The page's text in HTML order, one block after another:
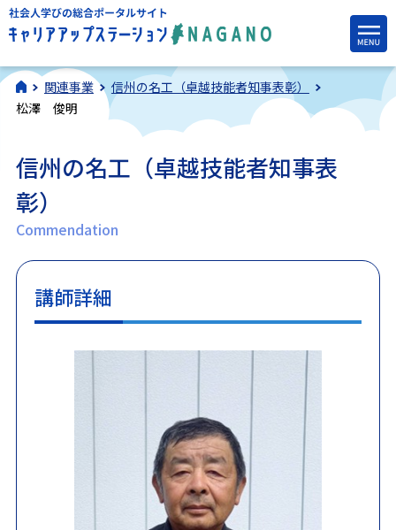
関連事業
信州の名工（卓越技能者知事表彰）
松澤 俊明
信州の名工（卓越技能者知事表
彰）
Commendation
講師詳細